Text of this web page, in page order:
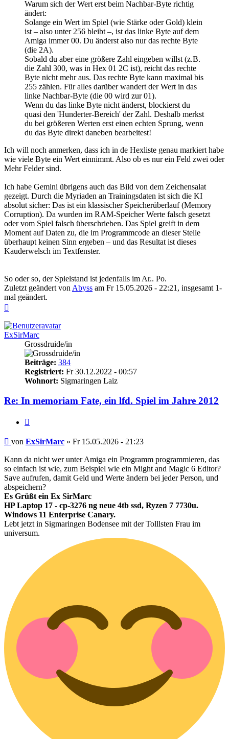
Warum sich der Wert erst beim Nachbar-Byte richtig
ändert:
Solange ein Wert im Spiel (wie Stärke oder Gold) klein
ist – also unter 256 bleibt –, ist das linke Byte auf dem
Amiga immer 00. Du änderst also nur das rechte Byte
(die 2A).
Sobald du aber eine größere Zahl eingeben willst (z.B.
die Zahl 300, was in Hex 01 2C ist), reicht das rechte
Byte nicht mehr aus. Das rechte Byte kann maximal bis
255 zählen. Für alles darüber wandert der Wert in das
linke Nachbar-Byte (die 00 wird zur 01).
Wenn du das linke Byte nicht änderst, blockierst du
quasi den 'Hunderter-Bereich' der Zahl. Deshalb merkst
du bei größeren Werten erst einen echten Sprung, wenn
du das Byte direkt daneben bearbeitest!
Ich will noch anmerken, dass ich in de Hexliste genau markiert habe
wie viele Byte ein Wert einnimmt. Also ob es nur ein Feld zwei oder
Mehr Felder sind.
Ich habe Gemini übrigens auch das Bild von dem Zeichensalat
gezeigt. Durch die Myriaden an Trainingsdaten ist sich die KI
absolut sicher: Das ist ein klassischer Speicherüberlauf (Memory
Corruption). Da wurden im RAM-Speicher Werte falsch gesetzt
oder vom Spiel falsch überschrieben. Das Spiel greift in dem
Moment auf Daten zu, die im Programmcode an dieser Stelle
überhaupt keinen Sinn ergeben – und das Resultat ist dieses
Kauderwelsch im Textfenster.
So oder so, der Spielstand ist jedenfalls im Ar.. Po.
Zuletzt geändert von Abyss am Fr 15.05.2026 - 22:21, insgesamt 1-
mal geändert.
ExSirMarc
Grossdruide/in
Beiträge: 384
Registriert: Fr 30.12.2022 - 00:57
Wohnort: Sigmaringen Laiz
Re: In memoriam Fate, ein lfd. Spiel im Jahre 2012
Beitrag
von ExSirMarc » Fr 15.05.2026 - 21:23
Kann da nicht wer unter Amiga ein Programm programmieren, das
so einfach ist wie, zum Beispiel wie ein Might and Magic 6 Editor?
Save aufrufen, damit Geld und Werte ändern bei jeder Person, und
abspeichern?
Es Grüßt ein Ex SirMarc
HP Laptop 17 - cp-3276 ng neue 4tb ssd, Ryzen 7 7730u.
Windows 11 Enterprise Canary.
Lebt jetzt in Sigmaringen Bodensee mit der Tolllsten Frau im
universum.